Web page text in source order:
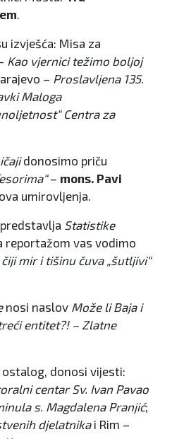
izvješća: Misa za
Kao vjernici težimo boljoj
– Proslavljena 135.
Maloga
Centra za
donosimo priču
– mons. Pavi
umirovljenja.
Statistike
a reportažom vas vodimo
mir i tišinu čuva „šutljivi“
nosi naslov Može li Baja i
entitet?! – Zlatne
ostalog, donosi vijesti:
centar Sv. Ivan Pavao
s. Magdalena Pranjić;
djelatnikai Rim –